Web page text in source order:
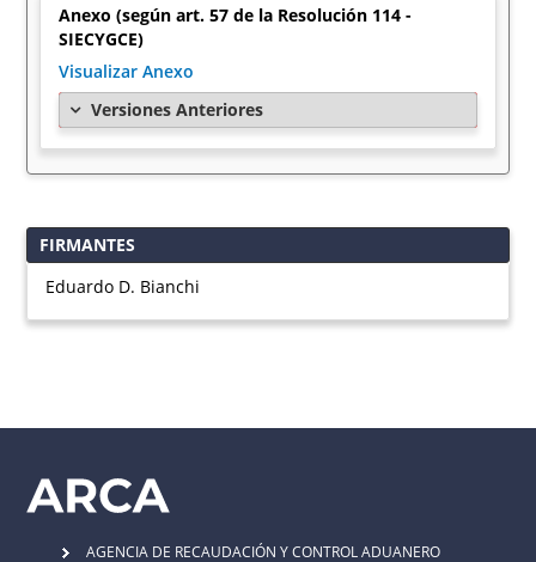
Anexo (según art. 57 de la Resolución 114 -
SIECYGCE)
Visualizar Anexo
Versiones Anteriores
FIRMANTES
Eduardo D. Bianchi
AGENCIA DE RECAUDACIÓN Y CONTROL ADUANERO